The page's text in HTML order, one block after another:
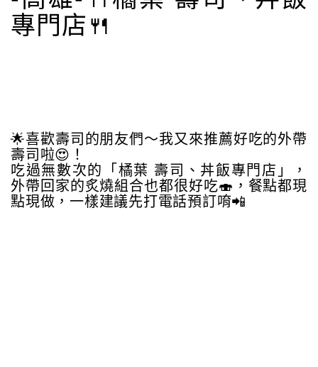
專門店🍴
🌟喜歡壽司的朋友們～我又來推薦好吃的外帶
壽司啦😍！
吃過無數次的「橘葉 壽司、丼飯專門店」，
外帶回家的炙燒組合也都很好吃🍣，餐點都現
點現做，一樣建議先打電話預訂唷📲